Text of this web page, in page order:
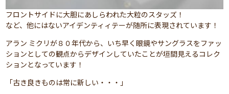
フロントサイドに大胆にあしらわれた大粒のスタッズ！
など、他にはないアイデンティィテーが随所に表現されています！
アラン ミクリが８０年代から、いち早く眼鏡やサングラスをファッ
ションとしての観点からデザインしていたことが垣間見えるコレク
ションとなっています！
「古き良きものは常に新しい・・・」